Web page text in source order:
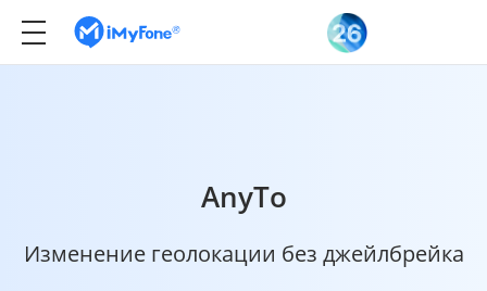
AnyTo
Изменение геолокации без джейлбрейка